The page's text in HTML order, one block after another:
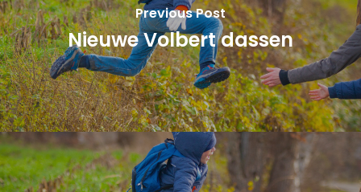
Previous Post
Nieuwe Volbert dassen